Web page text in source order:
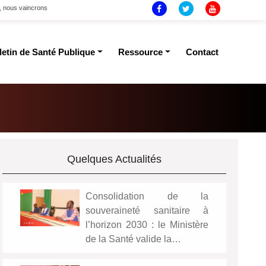
nous vaincrons
de Santé Publique Ressource Contact
Quelques Actualités
Consolidation de la
souveraineté sanitaire à
l’horizon 2030 : le Ministère
de la Santé valide la…